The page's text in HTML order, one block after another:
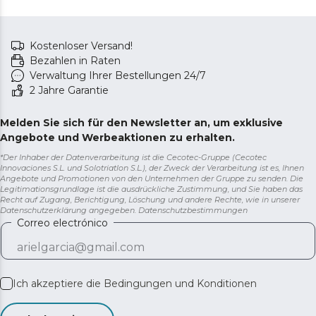
Kostenloser Versand!
Bezahlen in Raten
Verwaltung Ihrer Bestellungen 24/7
2 Jahre Garantie
Melden Sie sich für den Newsletter an, um exklusive
Angebote und Werbeaktionen zu erhalten.
*Der Inhaber der Datenverarbeitung ist die Cecotec-Gruppe (Cecotec
Innovaciones S.L. und Solotriatlon S.L.), der Zweck der Verarbeitung ist es, Ihnen
Angebote und Promotionen von den Unternehmen der Gruppe zu senden. Die
Legitimationsgrundlage ist die ausdrückliche Zustimmung, und Sie haben das
Recht auf Zugang, Berichtigung, Löschung und andere Rechte, wie in unserer
Datenschutzerklärung angegeben. Datenschutzbestimmungen
Correo electrónico
Ich akzeptiere die Bedingungen und Konditionen